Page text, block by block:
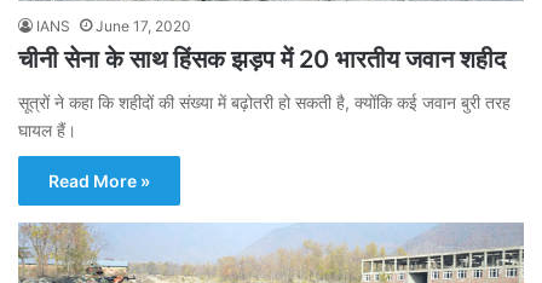
IANS June 17, 2020
चीनी सेना के साथ हिंसक झड़प में 20 भारतीय जवान शहीद
सूत्रों ने कहा कि शहीदों की संख्या में बढ़ोतरी हो सकती है, क्योंकि कई जवान बुरी तरह
घायल हैं।
Read More »